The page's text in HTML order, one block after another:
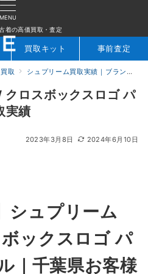
MENU
着の高価買取・査定
買取キット 事前査定
取 シュプリーム買取実績｜ブランド専門店LIFE
ロスボックスロゴ パ
実績
2023年3月8日 2024年6月10日
シュプリーム
ックスロゴ パ
｜千葉県お客様